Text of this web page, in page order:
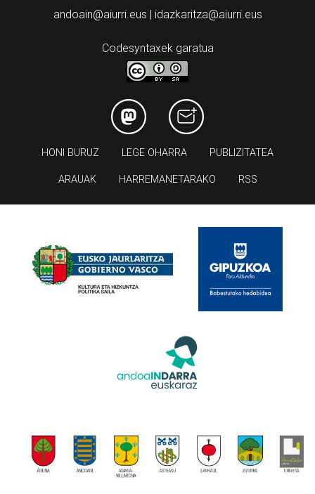
andoain@aiurri.eus | idazkaritza@aiurri.eus
Codesyntaxek garatua
HONI BURUZ LEGE OHARRA PUBLIZITATEA
ARAUAK HARREMANETARAKO RSS